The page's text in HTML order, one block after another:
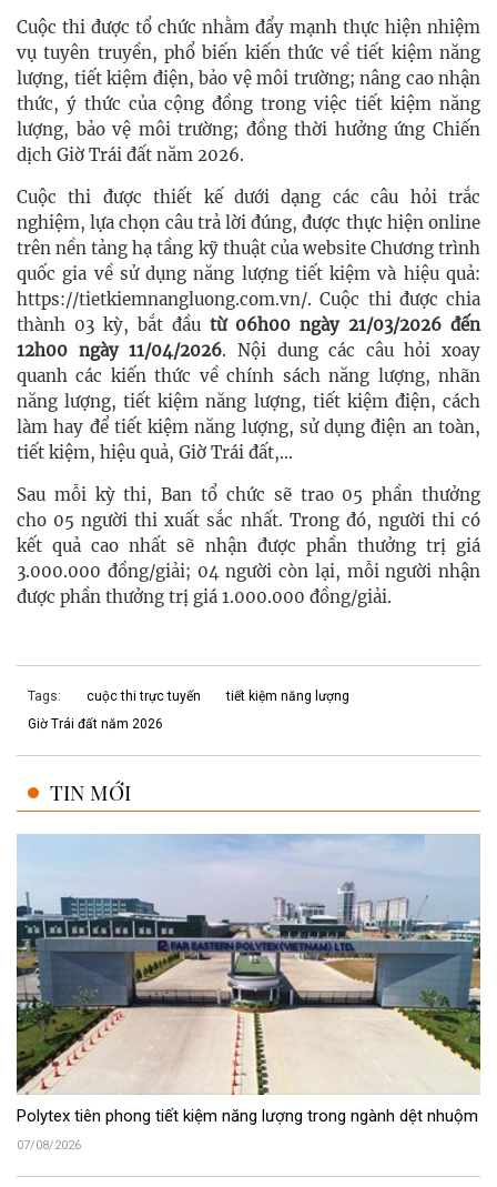
Cuộc thi được tổ chức nhằm đẩy mạnh thực hiện nhiệm
vụ tuyên truyền, phổ biến kiến thức về tiết kiệm năng
lượng, tiết kiệm điện, bảo vệ môi trường; nâng cao nhận
thức, ý thức của cộng đồng trong việc tiết kiệm năng
lượng, bảo vệ môi trường; đồng thời hưởng ứng Chiến
dịch Giờ Trái đất năm 2026.
Cuộc thi được thiết kế dưới dạng các câu hỏi trắc
nghiệm, lựa chọn câu trả lời đúng, được thực hiện online
trên nền tảng hạ tầng kỹ thuật của website Chương trình
quốc gia về sử dụng năng lượng tiết kiệm và hiệu quả:
https://tietkiemnangluong.com.vn/. Cuộc thi được chia
thành 03 kỳ, bắt đầu từ 06h00 ngày 21/03/2026 đến
12h00 ngày 11/04/2026. Nội dung các câu hỏi xoay
quanh các kiến thức về chính sách năng lượng, nhãn
năng lượng, tiết kiệm năng lượng, tiết kiệm điện, cách
làm hay để tiết kiệm năng lượng, sử dụng điện an toàn,
tiết kiệm, hiệu quả, Giờ Trái đất,…
Sau mỗi kỳ thi, Ban tổ chức sẽ trao 05 phần thưởng
cho 05 người thi xuất sắc nhất. Trong đó, người thi có
kết quả cao nhất sẽ nhận được phần thưởng trị giá
3.000.000 đồng/giải; 04 người còn lại, mỗi người nhận
được phần thưởng trị giá 1.000.000 đồng/giải.
Tags: cuộc thi trực tuyến
tiết kiệm năng lượng
Giờ Trái đất năm 2026
TIN MỚI
Polytex tiên phong tiết kiệm năng lượng trong ngành dệt nhuộm
07/08/2026